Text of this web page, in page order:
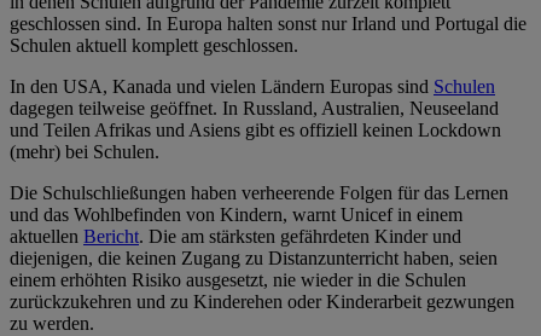
geschlossen sind. In Europa halten sonst nur Irland und Portugal die
Schulen aktuell komplett geschlossen.
In den USA, Kanada und vielen Ländern Europas sind Schulen
dagegen teilweise geöffnet. In Russland, Australien, Neuseeland
und Teilen Afrikas und Asiens gibt es offiziell keinen Lockdown
(mehr) bei Schulen.
Die Schulschließungen haben verheerende Folgen für das Lernen
und das Wohlbefinden von Kindern, warnt Unicef in einem
aktuellen Bericht. Die am stärksten gefährdeten Kinder und
diejenigen, die keinen Zugang zu Distanzunterricht haben, seien
einem erhöhten Risiko ausgesetzt, nie wieder in die Schulen
zurückzukehren und zu Kinderehen oder Kinderarbeit gezwungen
zu werden.